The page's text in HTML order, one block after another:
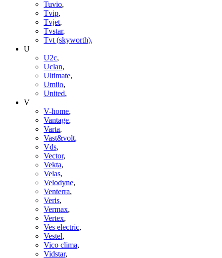
Tuvio,
Tvip,
Tvjet,
Tvstar,
Tvt (skyworth),
U
U2c,
Uclan,
Ultimate,
Umiio,
United,
V
V-home,
Vantage,
Varta,
Vast&volt,
Vds,
Vector,
Vekta,
Velas,
Velodyne,
Venterra,
Veris,
Vermax,
Vertex,
Ves electric,
Vestel,
Vico clima,
Vidstar,